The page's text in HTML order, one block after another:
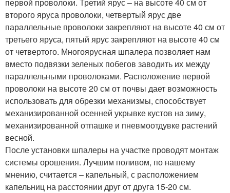
второго яруса проволоки, четвертый ярус две
параллельные проволоки закрепляют на высоте 40 см от
третьего яруса, пятый ярус закрепляют на высоте 40 см
от четвертого. Многоярусная шпалера позволяет нам
вместо подвязки зеленых побегов заводить их между
параллельными проволоками. Расположение первой
проволоки на высоте 20 см от почвы дает возможность
использовать для обрезки механизмы, способствует
механизированной осенней укрывке кустов на зиму,
механизированной отпашке и пневмоотдувке растений
весной.
После установки шпалеры на участке проводят монтаж
системы орошения. Лучшим поливом, по нашему
мнению, считается – капельный, с расположением
капельниц на расстоянии друг от друга 15-20 см.